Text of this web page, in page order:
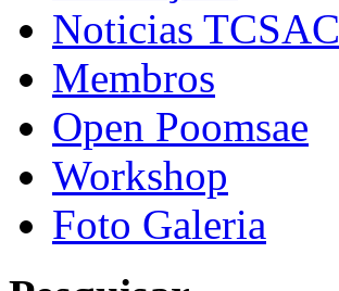
Noticias TCSAC
Membros
Open Poomsae
Workshop
Foto Galeria